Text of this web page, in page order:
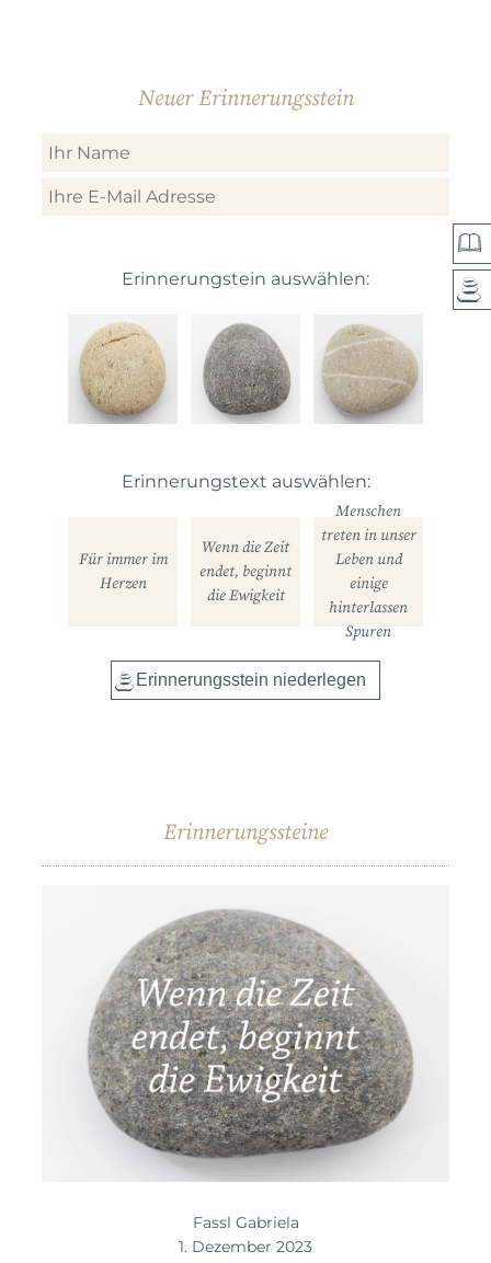
Neuer Erinnerungsstein
Erinnerungstein auswählen:
Erinnerungstext auswählen:
Für immer im
Herzen
Wenn die Zeit
endet, beginnt
die Ewigkeit
Menschen
treten in unser
Leben und
einige
hinterlassen
Spuren
Erinnerungssteine
Fassl Gabriela
1. Dezember 2023